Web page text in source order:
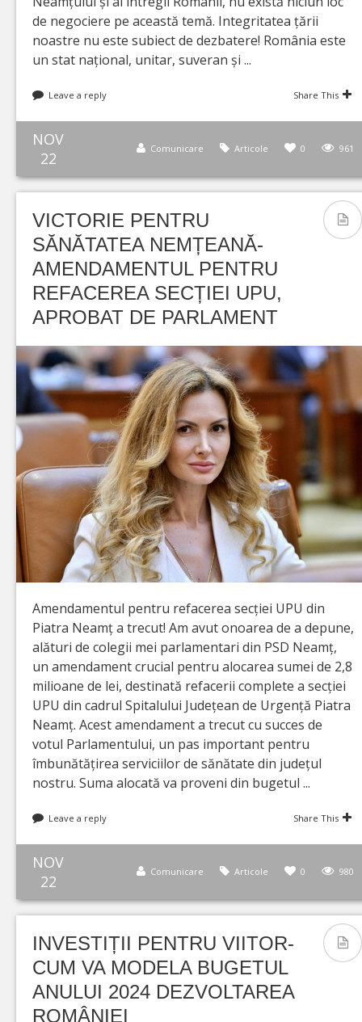
de negociere pe această temă. Integritatea țării
noastre nu este subiect de dezbatere! România este
un stat național, unitar, suveran și ...
Leave a reply Share This
NOV
22
961
0
Articole
Comunicare
VICTORIE PENTRU
SĂNĂTATEA NEMȚEANĂ-
AMENDAMENTUL PENTRU
REFACEREA SECȚIEI UPU,
APROBAT DE PARLAMENT
Amendamentul pentru refacerea secției UPU din
Piatra Neamț a trecut! Am avut onoarea de a depune,
alături de colegii mei parlamentari din PSD Neamț,
un amendament crucial pentru alocarea sumei de 2,8
milioane de lei, destinată refacerii complete a secției
UPU din cadrul Spitalului Județean de Urgență Piatra
Neamț. Acest amendament a trecut cu succes de
votul Parlamentului, un pas important pentru
îmbunătățirea serviciilor de sănătate din județul
nostru. Suma alocată va proveni din bugetul ...
Leave a reply Share This
NOV
22
980
0
Articole
Comunicare
INVESTIȚII PENTRU VIITOR-
CUM VA MODELA BUGETUL
ANULUI 2024 DEZVOLTAREA
ROMÂNIEI